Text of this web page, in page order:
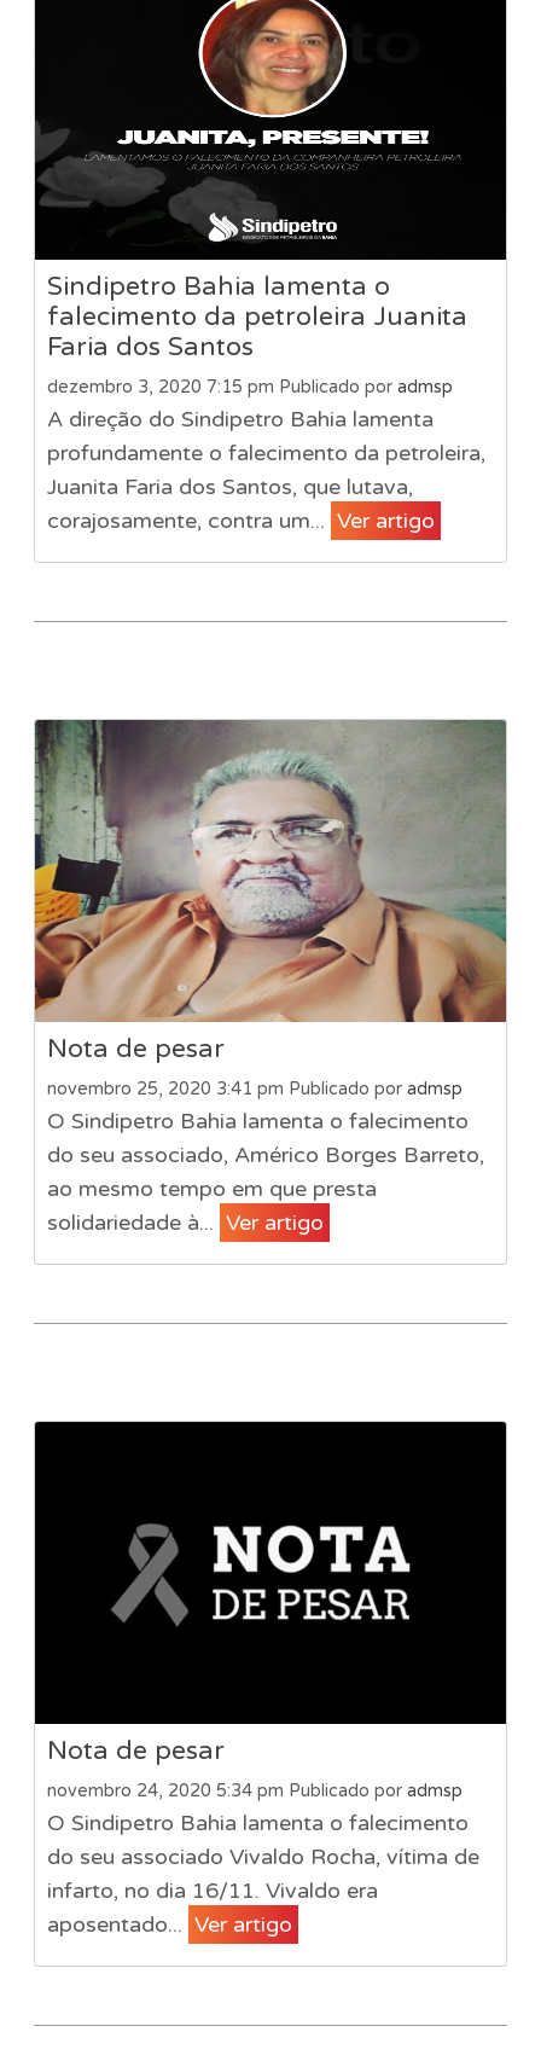
Sindipetro Bahia lamenta o
falecimento da petroleira Juanita
Faria dos Santos
dezembro 3, 2020 7:15 pm Publicado por admsp
A direção do Sindipetro Bahia lamenta
profundamente o falecimento da petroleira,
Juanita Faria dos Santos, que lutava,
corajosamente, contra um... Ver artigo
Nota de pesar
novembro 25, 2020 3:41 pm Publicado por admsp
O Sindipetro Bahia lamenta o falecimento
do seu associado, Américo Borges Barreto,
ao mesmo tempo em que presta
solidariedade à... Ver artigo
Nota de pesar
novembro 24, 2020 5:34 pm Publicado por admsp
O Sindipetro Bahia lamenta o falecimento
do seu associado Vivaldo Rocha, vítima de
infarto, no dia 16/11. Vivaldo era
aposentado... Ver artigo